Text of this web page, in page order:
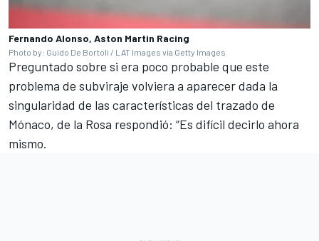
Fernando Alonso, Aston Martin Racing
Photo by: Guido De Bortoli / LAT Images via Getty Images
Preguntado sobre si era poco probable que este
problema de subviraje volviera a aparecer dada la
singularidad de las características del trazado de
Mónaco, de la Rosa respondió: “Es difícil decirlo ahora
mismo.